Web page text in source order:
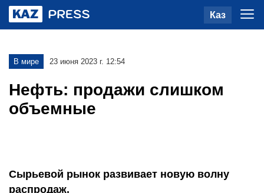
Каз
В мире 23 июня 2023 г. 12:54
Нефть: продажи слишком
объемные
Сырьевой рынок развивает новую волну
распродаж.